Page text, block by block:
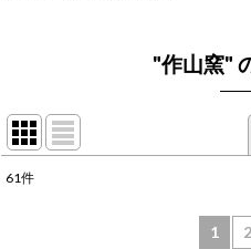
"作山窯"
61件
1 2